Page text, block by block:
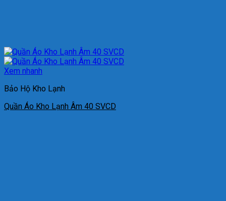
Xem nhanh
Bảo Hộ Kho Lạnh
Quần Áo Kho Lạnh Âm 40 SVCD